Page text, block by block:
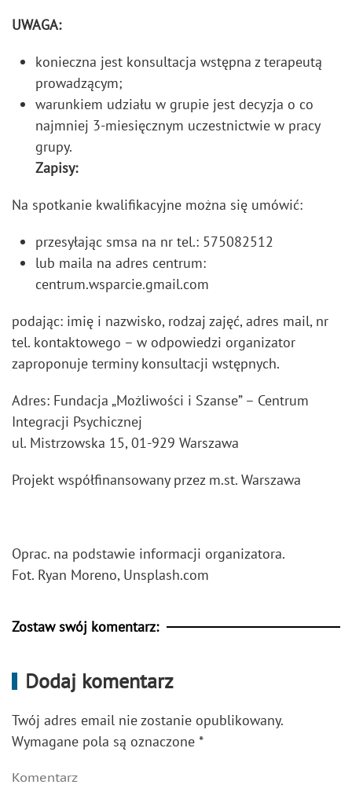
UWAGA:
konieczna jest konsultacja wstępna z terapeutą
prowadzącym;
warunkiem udziału w grupie jest decyzja o co
najmniej 3-miesięcznym uczestnictwie w pracy
grupy.
Zapisy:
Na spotkanie kwalifikacyjne można się umówić:
przesyłając smsa na nr tel.: 575082512
lub maila na adres centrum:
centrum.wsparcie.gmail.com
podając: imię i nazwisko, rodzaj zajęć, adres mail, nr
tel. kontaktowego – w odpowiedzi organizator
zaproponuje terminy konsultacji wstępnych.
Adres: Fundacja „Możliwości i Szanse” – Centrum
Integracji Psychicznej
ul. Mistrzowska 15, 01-929 Warszawa
Projekt współfinansowany przez m.st. Warszawa
Oprac. na podstawie informacji organizatora.
Fot. Ryan Moreno, Unsplash.com
Zostaw swój komentarz:
Dodaj komentarz
Twój adres email nie zostanie opublikowany.
Wymagane pola są oznaczone *
Komentarz